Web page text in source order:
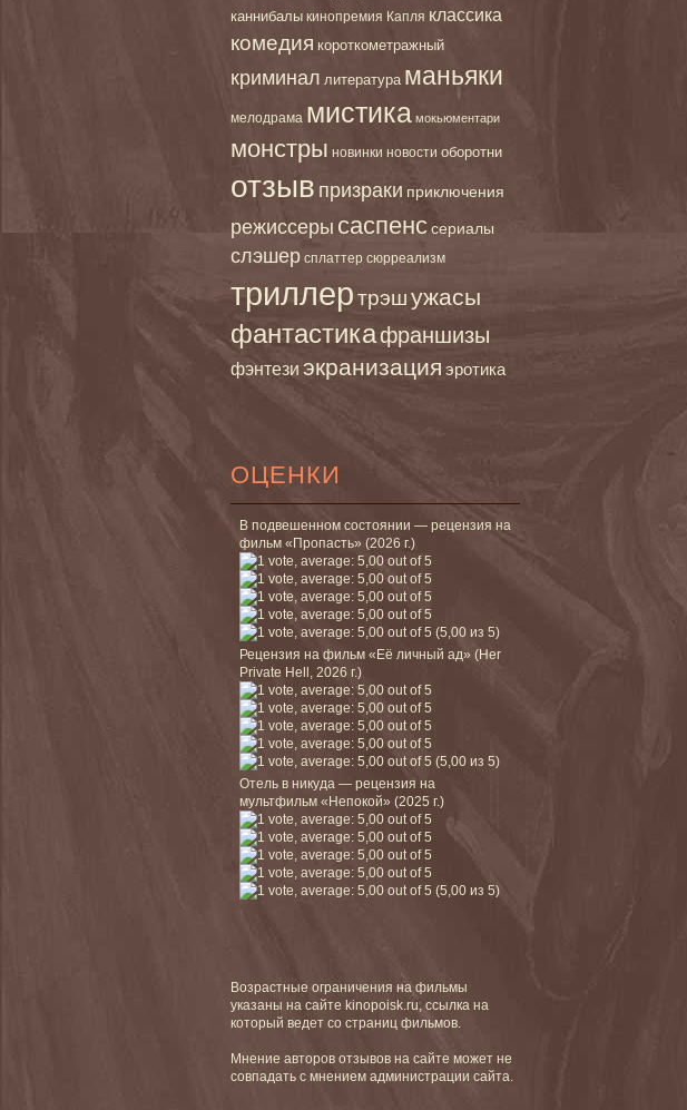
каннибалы кинопремия Капля классика
комедия короткометражный
криминал литература маньяки
мелодрама мистика мокьюментари
монстры новинки новости оборотни
отзыв призраки приключения
режиссеры саспенссериалы
слэшер сплаттер сюрреализм
триллертрэшужасы
фантастикафраншизы
фэнтези экранизация эротика
ОЦЕНКИ
В подвешенном состоянии — рецензия на
фильм «Пропасть» (2026 г.)
(5,00 из 5)
Рецензия на фильм «Её личный ад» (Her
Private Hell, 2026 г.)
(5,00 из 5)
Отель в никуда — рецензия на
мультфильм «Непокой» (2025 г.)
(5,00 из 5)
Возрастные ограничения на фильмы
указаны на сайте kinopoisk.ru, ссылка на
который ведет со страниц фильмов.
Мнение авторов отзывов на сайте может не
совпадать с мнением администрации сайта.